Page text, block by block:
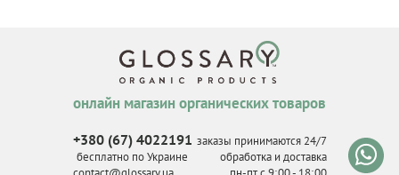
онлайн магазин органических товаров
+380 (67) 4022191
бесплатно по Украине
заказы принимаются 24/7
обработка и доставка